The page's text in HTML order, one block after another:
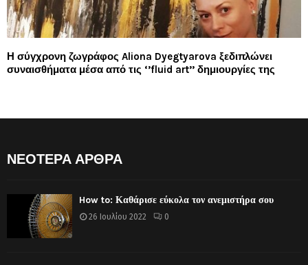
Η σύγχρονη ζωγράφος Aliona Dyegtyarova ξεδιπλώνει
συναισθήματα μέσα από τις ‘’fluid art’’ δημιουργίες της
ΝΕΟΤΕΡΑ ΑΡΘΡΑ
How to: Καθάρισε εύκολα τον ανεμιστήρα σου
26 Ιουλίου 2022 0